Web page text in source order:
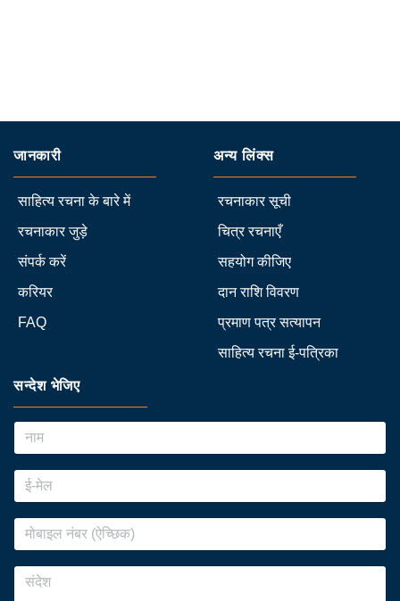
जानकारी
साहित्य रचना के बारे में
रचनाकार जुड़े
संपर्क करें
करियर
FAQ
अन्य लिंक्स
रचनाकार सूची
चित्र रचनाएँ
सहयोग कीजिए
दान राशि विवरण
प्रमाण पत्र सत्यापन
साहित्य रचना ई-पत्रिका
सन्देश भेजिए